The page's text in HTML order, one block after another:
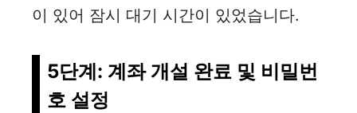
이 있어 잠시 대기 시간이 있었습니다.
5단계: 계좌 개설 완료 및 비밀번
호 설정